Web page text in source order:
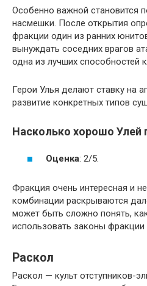
Особенно важной становится
насмешки. После открытия
фракции один из ранних
вынуждать соседних врагов
одна из лучших способностей
Герои Улья делают ставку на
развитие конкретных типов
Насколько хорошо Улей
Оценка: 2/5.
Фракция очень интересная и
комбинации раскрываются
может быть сложно понять,
использовать законы
Раскол
Раскол — культ отступников-